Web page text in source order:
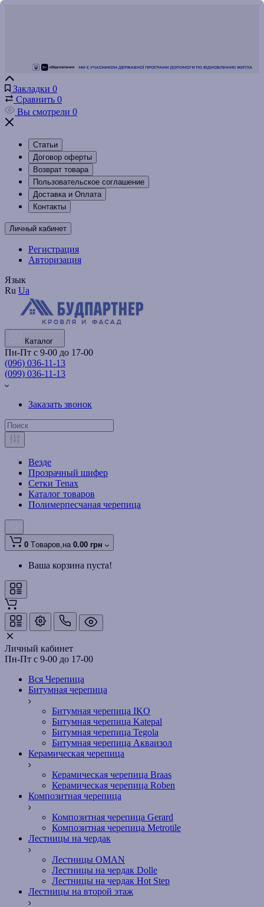
Закладки 0
Сравнить 0
Вы смотрели 0
Статьи
Договор оферты
Возврат товара
Пользовательское соглашение
Доставка и Оплата
Контакты
Личный кабинет
Регистрация
Авторизация
Язык
Ru Ua
Каталог
Пн-Пт с 9-00 до 17-00
(096) 036-11-13
(099) 036-11-13
Заказать звонок
Везде
Прозрачный шифер
Сетки Tenax
Каталог товаров
Полимерпесчаная черепица
0 Tоваров,на 0.00 грн
Ваша корзина пуста!
Личный кабинет
Пн-Пт с 9-00 до 17-00
Вся Черепица
Битумная черепица
Битумная черепица IKO
Битумная черепица Katepal
Битумная черепица Tegola
Битумная черепица Акваизол
Керамическая черепица
Керамическая черепица Braas
Керамическая черепица Roben
Композитная черепица
Композитная черепица Gerard
Композитная черепица Metrotile
Лестницы на чердак
Лестницы OMAN
Лестницы на чердак Dolle
Лестницы на чердак Hot Step
Лестницы на второй этаж